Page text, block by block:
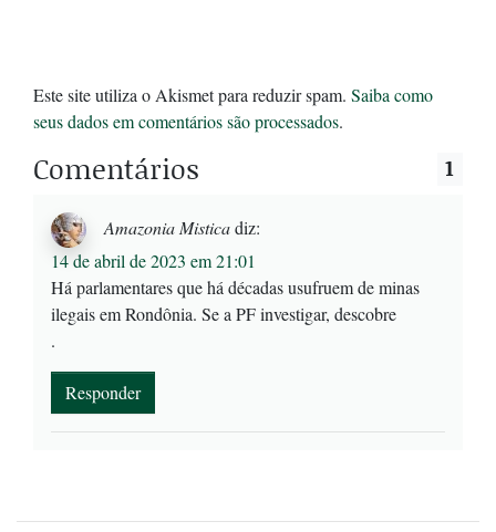
Este site utiliza o Akismet para reduzir spam. Saiba como
seus dados em comentários são processados.
Comentários 1
Amazonia Misticadiz:
14 de abril de 2023 em 21:01
Há parlamentares que há décadas usufruem de minas
ilegais em Rondônia. Se a PF investigar, descobre
.
Responder